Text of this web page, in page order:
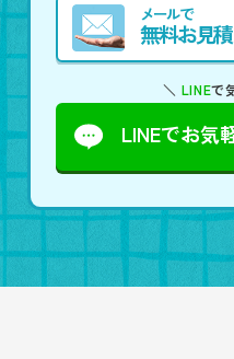
メールで
無料お見
＼ LINEで
LINEでお気